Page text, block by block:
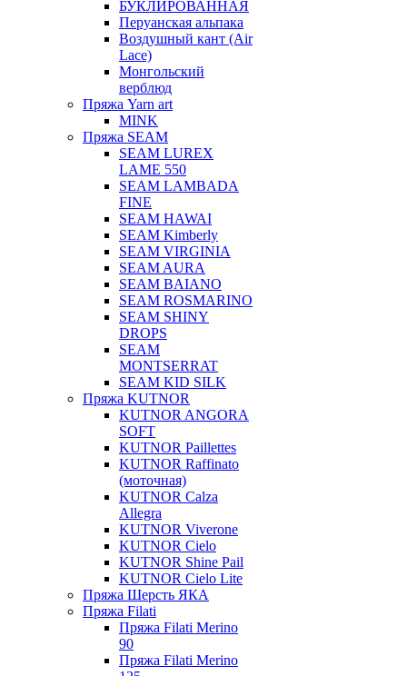
БУКЛИРОВАННАЯ
Перуанская альпака
Воздушный кант (Air
Lace)
Монгольский
верблюд
Пряжа Yarn art
MINK
Пряжа SEAM
SEAM LUREX
LAME 550
SEAM LAMBADA
FINE
SEAM HAWAI
SEAM Kimberly
SEAM VIRGINIA
SEAM AURA
SEAM BAIANO
SEAM ROSMARINO
SEAM SHINY
DROPS
SEAM
MONTSERRAT
SEAM KID SILK
Пряжа KUTNOR
KUTNOR ANGORA
SOFT
KUTNOR Paillettes
KUTNOR Raffinato
(моточная)
KUTNOR Calza
Allegra
KUTNOR Viverone
KUTNOR Cielo
KUTNOR Shine Pail
KUTNOR Cielo Lite
Пряжа Шерсть ЯКА
Пряжа Filati
Пряжа Filati Merino
90
Пряжа Filati Merino